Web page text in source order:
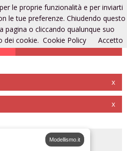
modellismo
Entra Registrati
x
x
Modellismo.it
le proprie funzionalità e per inviarti
le tue preferenze. Chiudendo questo
pagina o cliccando qualunque suo
dei cookie. Cookie Policy Accetto